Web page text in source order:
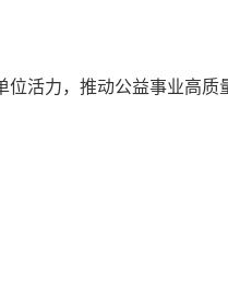
活力，推动公益事业高质